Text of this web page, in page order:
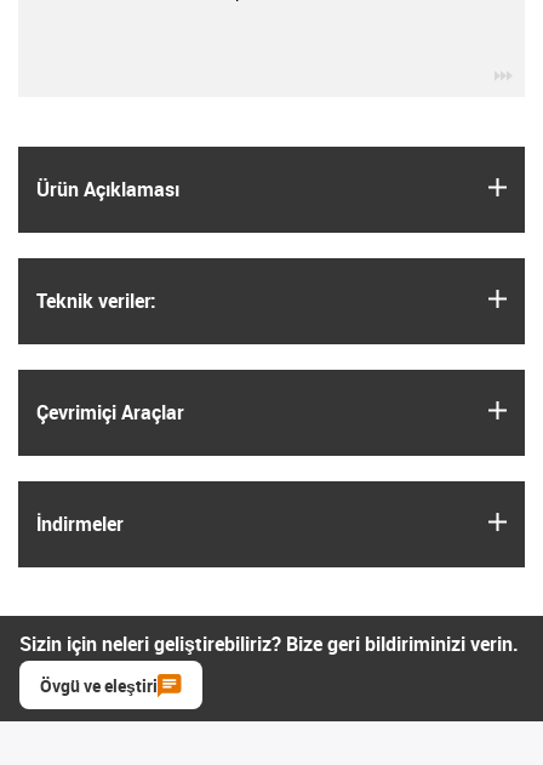
Ürün Açıklaması
Teknik veriler:
Çevrimiçi Araçlar
İndirmeler
Sizin için neleri geliştirebiliriz? Bize geri bildiriminizi verin.
Övgü ve eleştiri